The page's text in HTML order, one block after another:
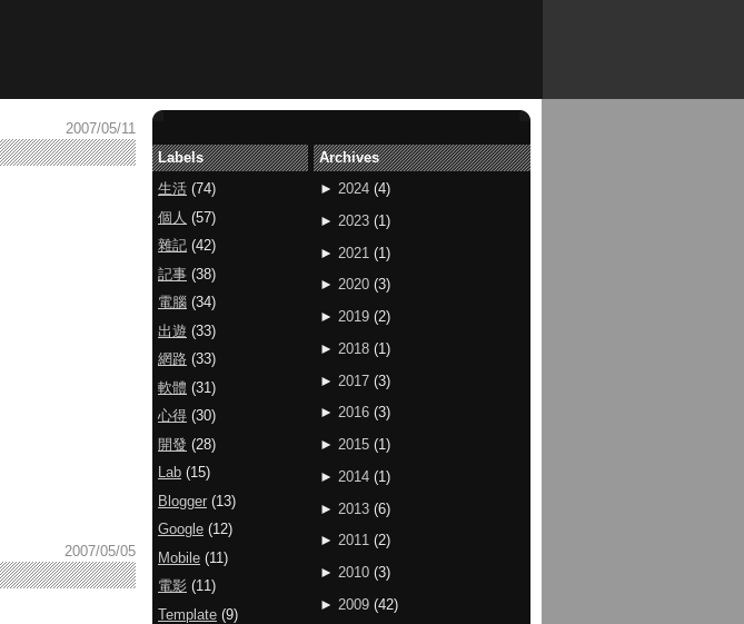
2007/05/11
2007/05/05
Archives
► 2024 (4)
► 2023 (1 )
► 2021 (1)
► 2020 (3)
► 2019 (2)
► 2018 (1 )
► 2017 (3)
► 2016 (3)
► 2015 (1)
► 2014 (1 )
► 2013 (6)
► 2011 (2)
► 2010 (3)
► 2009 (42)
Labels
生活 (74)
個人 (57)
雜記 (42)
記事 (38)
電腦 (34)
出遊 (33)
網路 (33)
軟體 (31)
心得 (30)
開發 (28)
Lab (15)
Blogger (13)
Google (12)
Mobile (11)
電影 (11)
Template (9)